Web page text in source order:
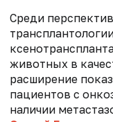
Среди
животных в
расширение
пациентов с
наличии